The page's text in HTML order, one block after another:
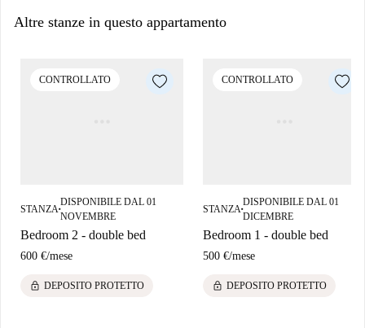
Altre stanze in questo appartamento
CONTROLLATO
STANZA ■
DISPONIBILE DAL 01
NOVEMBRE
Bedroom 2 - double bed
600 €/mese
lock DEPOSITO PROTETTO
CONTROLLATO
STANZA ■
DISPONIBILE DAL 01
DICEMBRE
Bedroom 1 - double bed
500 €/mese
lock DEPOSITO PROTETTO